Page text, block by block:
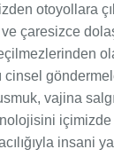
otoyollara
çaresizce
cinsel
vajina
içimizde
insani